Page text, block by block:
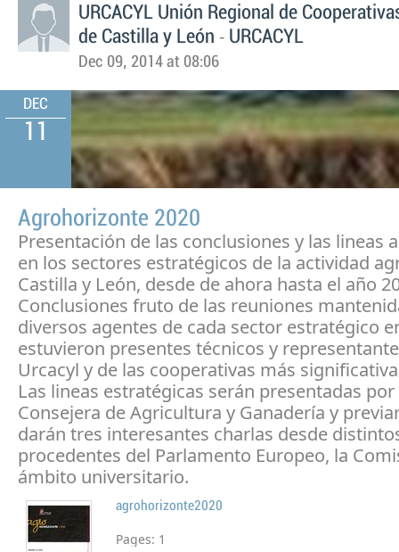
URCACYL Unión Regional de
de Castilla y León - URCACYL
Dec 09, 2014 at 08:06
DEC
11
Agrohorizonte 2020
Presentación de las conclusiones y las lineas
en los sectores estratégicos de la actividad
Castilla y León, desde de ahora hasta el año
Conclusiones fruto de las reuniones
diversos agentes de cada sector estratégico
estuvieron presentes técnicos y
Urcacyl y de las cooperativas más
Las lineas estratégicas serán presentadas por
Consejera de Agricultura y Ganadería y
darán tres interesantes charlas desde
procedentes del Parlamento Europeo, la
ámbito universitario.
agrohorizonte2020
Pages: 1